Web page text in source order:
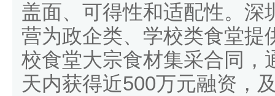
盖面、可得性和适配性。深
营为政企类、学校类食堂提
校食堂大宗食材集采合同，
天内获得近500万元融资，